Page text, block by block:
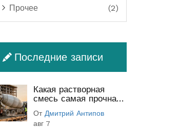
Прочее (2)
Последние записи
Какая растворная
смесь самая прочная:
секреты прочности
От Дмитрий Антипов
авг 7